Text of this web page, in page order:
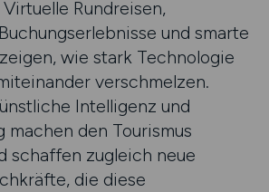
Rundreisen,
und smarte
wie stark Technologie
verschmelzen.
Intelligenz und
machen den Tourismus
schaffen zugleich neue
die diese